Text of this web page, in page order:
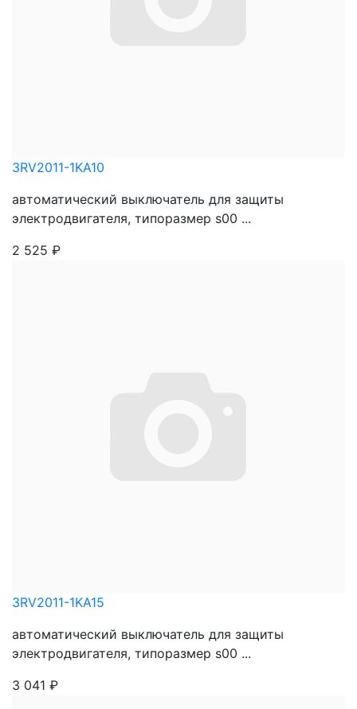
3RV2011-1KA10
автоматический выключатель для защиты
электродвигателя, типоразмер s00 ...
2 525 ₽
3RV2011-1KA15
автоматический выключатель для защиты
электродвигателя, типоразмер s00 ...
3 041 ₽